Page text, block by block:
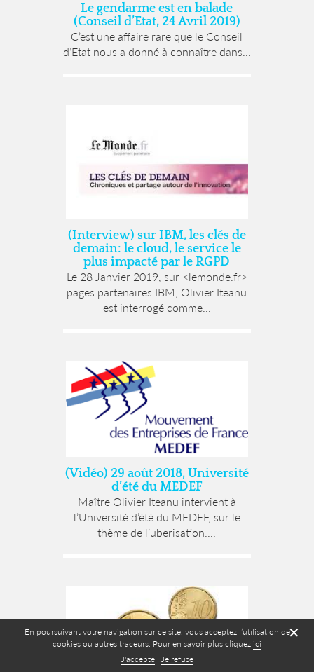
✕
En poursuivant votre navigation sur ce site, vous acceptez l’utilisation de
cookies ou autres traceurs. Pour en savoir plus cliquez ici
J'accepte| Je refuse
Le gendarme est en balade
(Conseil d’Etat, 24 Avril 2019)
C’est une affaire rare que le Conseil
d’Etat nous a donné à connaître dans...
(Interview) sur IBM, les clés de
demain: le cloud, le service le
plus impacté par le RGPD
Le 28 Janvier 2019, sur <lemonde.fr>
pages partenaires IBM, Olivier Iteanu
est interrogé comme...
(Vidéo) 29 août 2018, Université
d’été du MEDEF
Maître Olivier Iteanu intervient à
l’Université d’été du MEDEF, sur le
thème de l’uberisation....